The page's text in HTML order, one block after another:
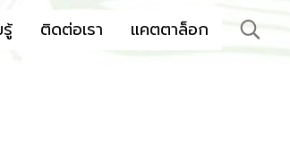
ติดต่อเรา แคตตาล็อก